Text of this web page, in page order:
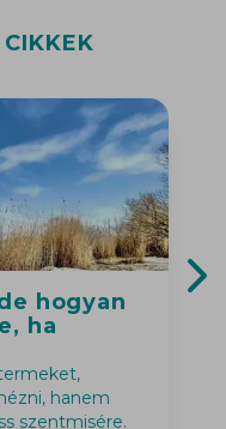
hogyan
ha
hanem
szentmisére.